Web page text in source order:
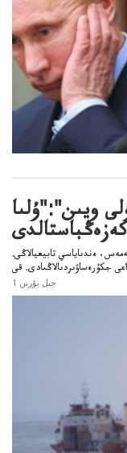
ويىن":"ۇلىا
ەندىاياسي تابيعيالاڭى.
1 جىل بۇرىن